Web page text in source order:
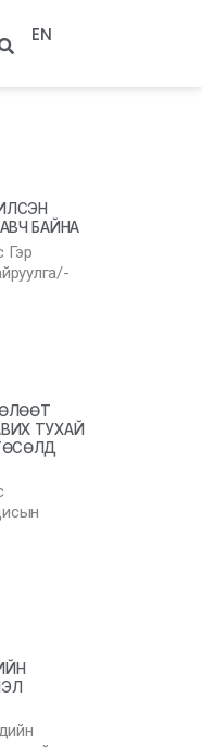
EN
БАЙНА
Гэр
ТУХАЙ